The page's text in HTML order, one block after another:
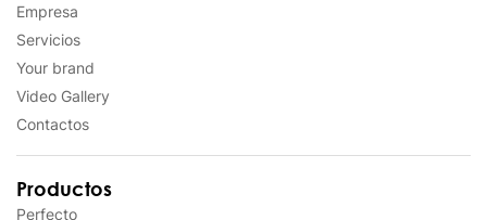
Empresa
Servicios
Your brand
Video Gallery
Contactos
Productos
Perfecto